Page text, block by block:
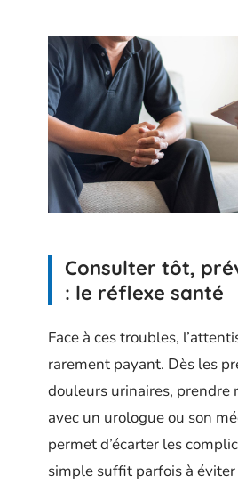
Consulter tôt,
: le réflexe santé
Face à ces troubles,
rarement payant. Dès les
douleurs urinaires, prendre
avec un urologue ou son
permet d’écarter les
simple suffit parfois à